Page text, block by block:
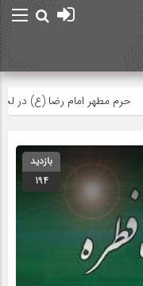
مطهر امام رضا (ع) در لحظه
بازدید
194